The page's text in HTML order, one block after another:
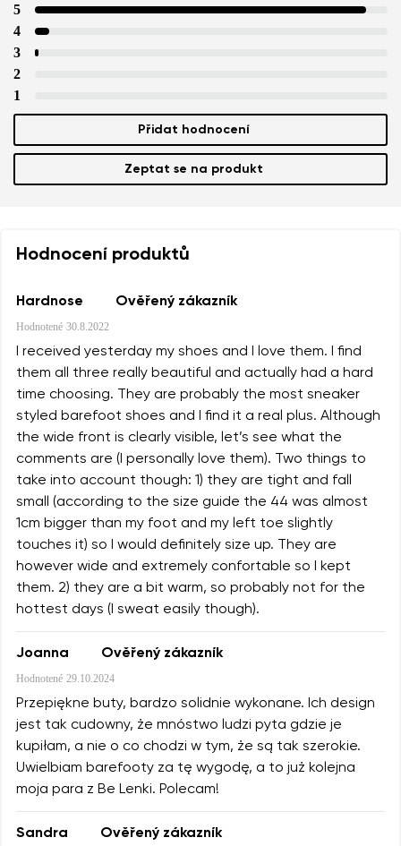
5
4
3
2
1
Přidat hodnocení
Zeptat se na produkt
Hodnocení produktů
Hardnose Ověřený zákazník
Hodnotené 30.8.2022
I received yesterday my shoes and I love them. I find
them all three really beautiful and actually had a hard
time choosing. They are probably the most sneaker
styled barefoot shoes and I find it a real plus. Although
the wide front is clearly visible, let’s see what the
comments are (I personally love them). Two things to
take into account though: 1) they are tight and fall
small (according to the size guide the 44 was almost
1cm bigger than my foot and my left toe slightly
touches it) so I would definitely size up. They are
however wide and extremely confortable so I kept
them. 2) they are a bit warm, so probably not for the
hottest days (I sweat easily though).
Joanna Ověřený zákazník
Hodnotené 29.10.2024
Przepiękne buty, bardzo solidnie wykonane. Ich design
jest tak cudowny, że mnóstwo ludzi pyta gdzie je
kupiłam, a nie o co chodzi w tym, że są tak szerokie.
Uwielbiam barefooty za tę wygodę, a to już kolejna
moja para z Be Lenki. Polecam!
Sandra Ověřený zákazník